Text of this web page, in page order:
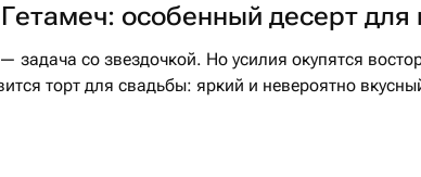
особенный десерт
задача со звездочкой. Но усилия окупятся
торт для свадьбы: яркий и невероятно